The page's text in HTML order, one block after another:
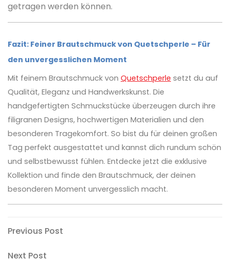
getragen werden können.
Fazit: Feiner Brautschmuck von Quetschperle – Für
den unvergesslichen Moment
Mit feinem Brautschmuck von Quetschperle setzt du auf
Qualität, Eleganz und Handwerkskunst. Die
handgefertigten Schmuckstücke überzeugen durch ihre
filigranen Designs, hochwertigen Materialien und den
besonderen Tragekomfort. So bist du für deinen großen
Tag perfekt ausgestattet und kannst dich rundum schön
und selbstbewusst fühlen. Entdecke jetzt die exklusive
Kollektion und finde den Brautschmuck, der deinen
besonderen Moment unvergesslich macht.
Post
navigation
Previous
Previous Post
Next
Next Post